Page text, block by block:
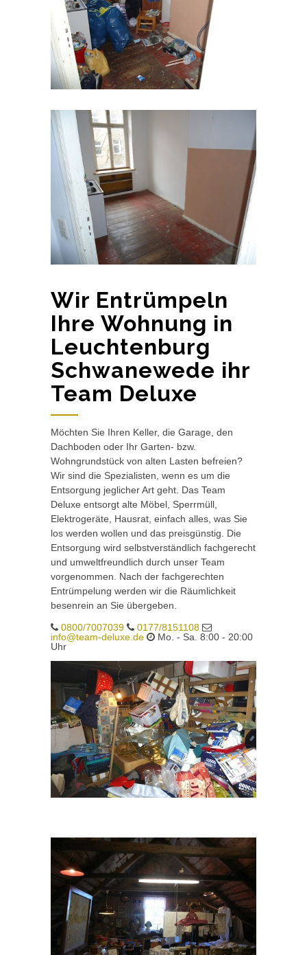
Wir Entrümpeln
Ihre Wohnung in
Leuchtenburg
Schwanewede ihr
Team Deluxe
Möchten Sie Ihren Keller, die Garage, den
Dachboden oder Ihr Garten- bzw.
Wohngrundstück von alten Lasten befreien?
Wir sind die Spezialisten, wenn es um die
Entsorgung jeglicher Art geht. Das Team
Deluxe entsorgt alte Möbel, Sperrmüll,
Elektrogeräte, Hausrat, einfach alles, was Sie
los werden wollen und das preisgünstig. Die
Entsorgung wird selbstverständlich fachgerecht
und umweltfreundlich durch unser Team
vorgenommen. Nach der fachgerechten
Entrümpelung werden wir die Räumlichkeit
besenrein an Sie übergeben.
0800/7007039
0177/8151108
info@team-deluxe.de
Mo. - Sa. 8:00 - 20:00
Uhr